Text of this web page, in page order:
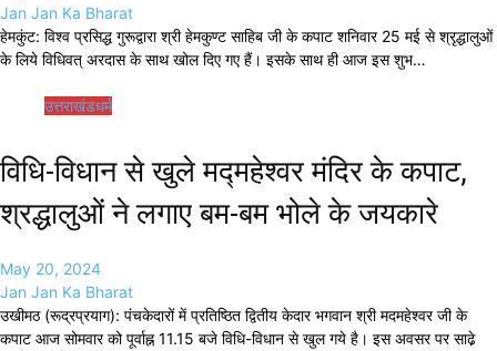
Jan Jan Ka Bharat
हेमकुंट: विश्व प्रसिद्ध गुरूद्वारा श्री हेमकुण्ट साहिब जी के कपाट शनिवार 25 मई से श्रृद्धालुओं
के लिये विधिवत् अरदास के साथ खोल दिए गए हैं। इसके साथ ही आज इस शुभ…
उत्तराखंडधर्म
विधि-विधान से खुले मद्महेश्वर मंदिर के कपाट,
श्रद्धालुओं ने लगाए बम-बम भोले के जयकारे
May 20, 2024
Jan Jan Ka Bharat
उखीमठ (रूद्रप्रयाग): पंचकेदारों में प्रतिष्ठित द्वितीय केदार भगवान श्री मदमहेश्वर जी के
कपाट आज सोमवार को पूर्वाह्न 11.15 बजे विधि-विधान से खुल गये है। इस अवसर पर साढे़